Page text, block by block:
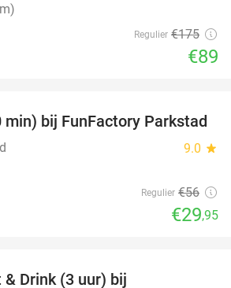
Regulier €175
€89
47%
min) bij FunFactory Parkstad
9.0 star
Regulier €56
€29,95
& Drink (3 uur) bij